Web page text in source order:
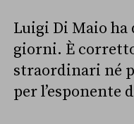
Luigi Di Maio ha
giorni. È
straordinari né
per l’esponente